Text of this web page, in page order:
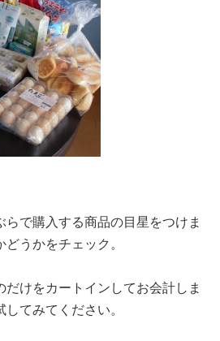
で購入する商品の目星をつけま
うかをチェック。
けをカートインしてお会計しま
てみてください。